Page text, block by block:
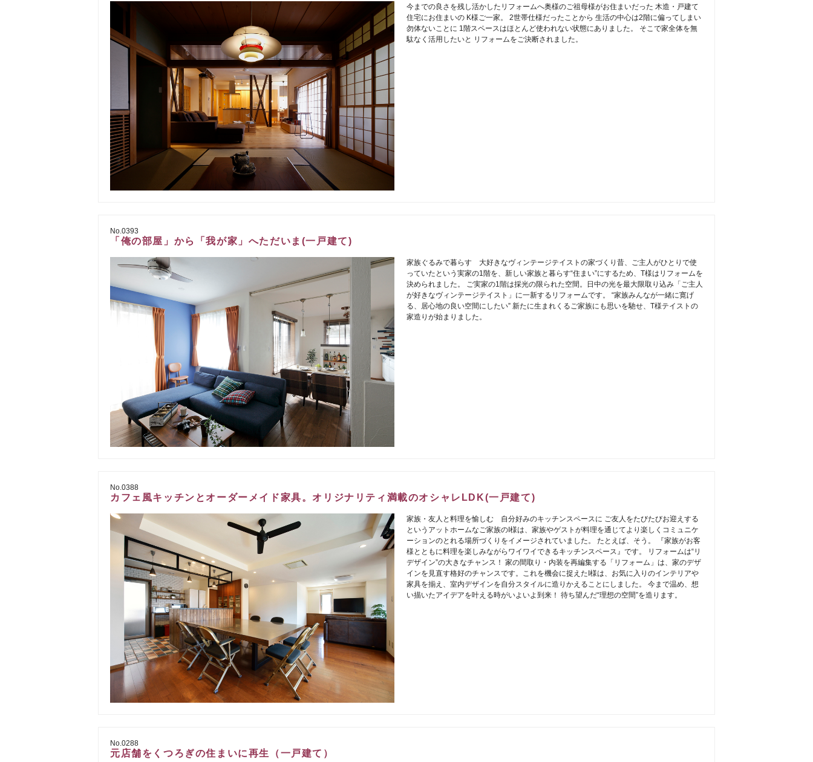
今までの良さを残し活かしたリフォームへ奥様のご祖母様がお住まいだった 木造・戸建て
住宅にお住まいの K様ご一家。 2世帯仕様だったことから 生活の中心は2階に偏ってしまい
勿体ないことに 1階スペースはほとんど使われない状態にありました。 そこで家全体を無
駄なく活用したいと リフォームをご決断されました。
No.0393
「俺の部屋」から「我が家」へただいま(一戸建て)
家族ぐるみで暮らす 大好きなヴィンテージテイストの家づくり昔、ご主人がひとりで使
っていたという実家の1階を、新しい家族と暮らす“住まい”にするため、T様はリフォームを
決められました。 ご実家の1階は採光の限られた空間。日中の光を最大限取り込み「ご主人
が好きなヴィンテージテイスト」に一新するリフォームです。 “家族みんなが一緒に寛げ
る、居心地の良い空間にしたい” 新たに生まれくるご家族にも思いを馳せ、T様テイストの
家造りが始まりました。
No.0388
カフェ風キッチンとオーダーメイド家具。オリジナリティ満載のオシャレLDK(一戸建て)
家族・友人と料理を愉しむ 自分好みのキッチンスペースに ご友人をたびたびお迎えする
というアットホームなご家族のI様は、家族やゲストが料理を通じてより楽しくコミュニケ
ーションのとれる場所づくりをイメージされていました。 たとえば、そう。 『家族がお客
様とともに料理を楽しみながらワイワイできるキッチンスペース』です。 リフォームは“リ
デザイン”の大きなチャンス！ 家の間取り・内装を再編集する「リフォーム」は、家のデザ
インを見直す格好のチャンスです。これを機会に捉えたI様は、お気に入りのインテリアや
家具を揃え、室内デザインを自分スタイルに造りかえることにしました。 今まで温め、想
い描いたアイデアを叶える時がいよいよ到来！ 待ち望んだ“理想の空間”を造ります。
No.0288
元店舗をくつろぎの住まいに再生（一戸建て）